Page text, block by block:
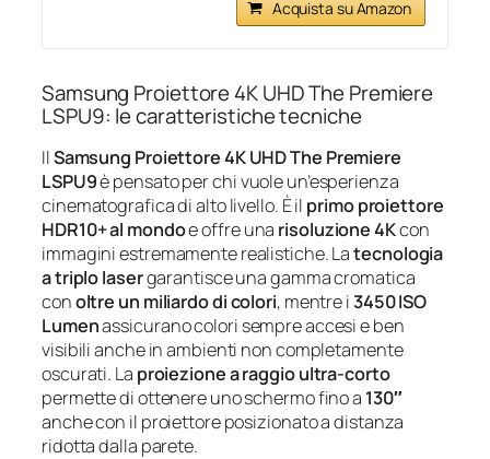
Acquista su Amazon
Samsung Proiettore 4K UHD The Premiere
LSPU9: le caratteristiche tecniche
IlSamsung Proiettore 4K UHD The Premiere
LSPU9è pensato per chi vuole un’esperienza
cinematografica di alto livello. È il primo proiettore
HDR10+ al mondoe offre una risoluzione 4Kcon
immagini estremamente realistiche. Latecnologia
a triplo lasergarantisce una gamma cromatica
conoltre un miliardo di colori, mentre i3450 ISO
Lumenassicurano colori sempre accesi e ben
visibili anche in ambienti non completamente
oscurati. La proiezione a raggio ultra-corto
permette di ottenere uno schermo fino a 130″
anche con il proiettore posizionato a distanza
ridotta dalla parete.